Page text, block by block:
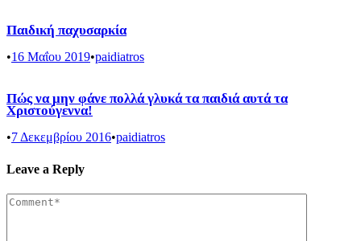
Παιδική παχυσαρκία
•16 Μαΐου 2019•paidiatros
Πώς να μην φάνε πολλά γλυκά τα παιδιά αυτά τα
Χριστούγεννα!
•7 Δεκεμβρίου 2016•paidiatros
Leave a Reply